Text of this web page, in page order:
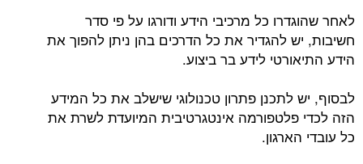
לאחר שהוגדרו כל מרכיבי הידע ודורגו על פי סדר
חשיבות, יש להגדיר את כל הדרכים בהן ניתן להפוך את
הידע התיאורטי לידע בר ביצוע.
לבסוף, יש לתכנן פתרון טכנולוגי שישלב את כל המידע
הזה לכדי פלטפורמה אינטגרטיבית המיועדת לשרת את
כל עובדי הארגון.